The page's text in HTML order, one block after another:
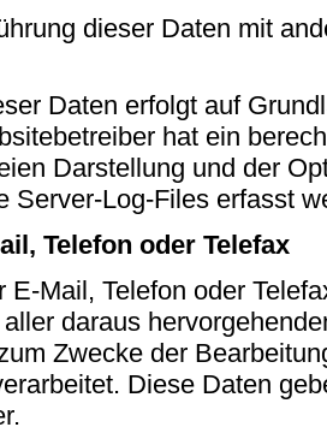
dieser Daten mit
Daten erfolgt auf
hat ein
Darstellung und der
Server-Log-Files erfasst
Telefon oder Telefax
E-Mail, Telefon oder
daraus
Zwecke der
Diese Daten